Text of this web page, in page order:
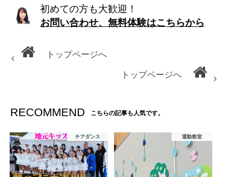
初めての方も大歓迎！
お問い合わせ、無料体験はこちらから
トップページへ
トップページへ
RECOMMEND こちらの記事も人気です。
チアダンス 運動教室